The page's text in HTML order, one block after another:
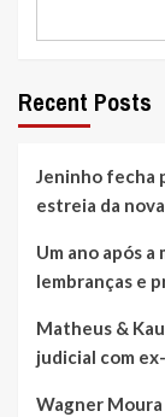
Recent Posts
Jeninho fecha
estreia da
Um ano após
lembranças e
Matheus &
judicial com
Wagner